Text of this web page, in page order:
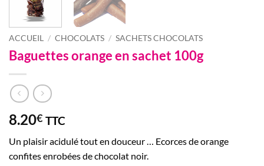
ACCUEIL / CHOCOLATS / SACHETS CHOCOLATS
Baguettes orange en sachet 100g
8.20€ TTC
Un plaisir acidulé tout en douceur … Ecorces de orange
confites enrobées de chocolat noir.